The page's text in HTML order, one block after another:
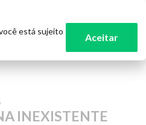
INEXISTENTE
está sujeito
Aceitar